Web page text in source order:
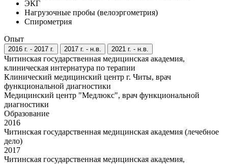
ЭКГ
Нагрузочные пробы (велоэргометрия)
Спирометрия
Опыт
2016 г. - 2017 г. 2017 г. - н.в. 2021 г. - н.в.
Читинская государственная медицинская академия,
клиническая интернатура по терапии
Клинический медицинский центр г. Читы, врач
функциональной диагностики
Медицинский центр "Медлюкс", врач функциональной
диагностики
Образование
2016
Читинская государственная медицинская академия (лечебное
дело)
2017
Читинская государственная медицинская академия,